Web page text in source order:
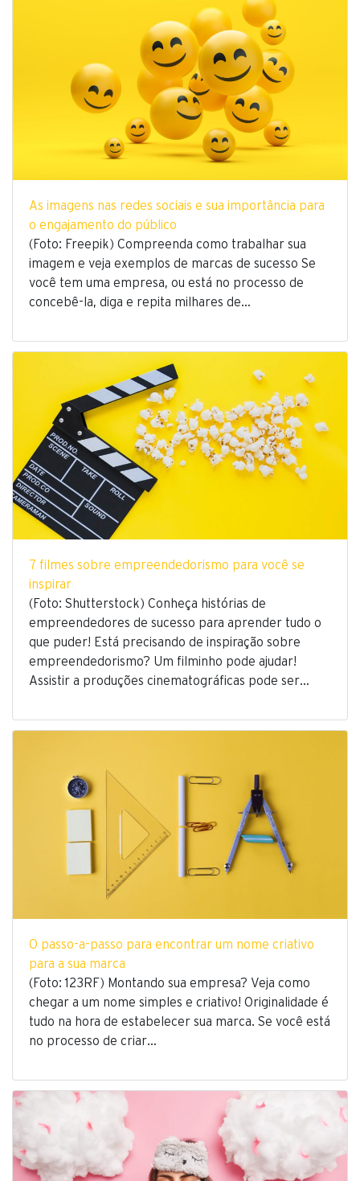
As imagens nas redes sociais e sua importância para
o engajamento do público
(Foto: Freepik) Compreenda como trabalhar sua
imagem e veja exemplos de marcas de sucesso Se
você tem uma empresa, ou está no processo de
concebê-la, diga e repita milhares de…
7 filmes sobre empreendedorismo para você se
inspirar
(Foto: Shutterstock) Conheça histórias de
empreendedores de sucesso para aprender tudo o
que puder! Está precisando de inspiração sobre
empreendedorismo? Um filminho pode ajudar!
Assistir a produções cinematográficas pode ser…
O passo-a-passo para encontrar um nome criativo
para a sua marca
(Foto: 123RF) Montando sua empresa? Veja como
chegar a um nome simples e criativo! Originalidade é
tudo na hora de estabelecer sua marca. Se você está
no processo de criar…